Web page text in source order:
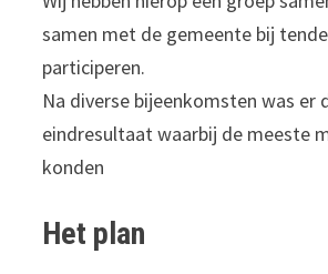
samen met de gemeente bij
participeren.
Na diverse bijeenkomsten was er
eindresultaat waarbij de meeste
konden
Het plan